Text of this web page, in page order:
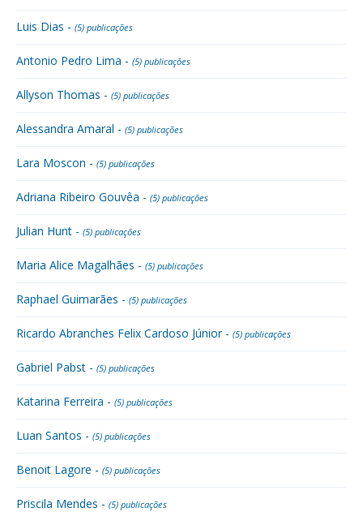
Luis Dias - (5) publicações
Antonio Pedro Lima - (5) publicações
Allyson Thomas - (5) publicações
Alessandra Amaral - (5) publicações
Lara Moscon - (5) publicações
Adriana Ribeiro Gouvêa - (5) publicações
Julian Hunt - (5) publicações
Maria Alice Magalhães - (5) publicações
Raphael Guimarães - (5) publicações
Ricardo Abranches Felix Cardoso Júnior - (5) publicações
Gabriel Pabst - (5) publicações
Katarina Ferreira - (5) publicações
Luan Santos - (5) publicações
Benoit Lagore - (5) publicações
Priscila Mendes - (5) publicações